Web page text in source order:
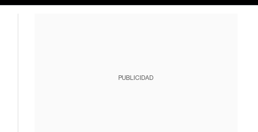
PUBLICIDAD